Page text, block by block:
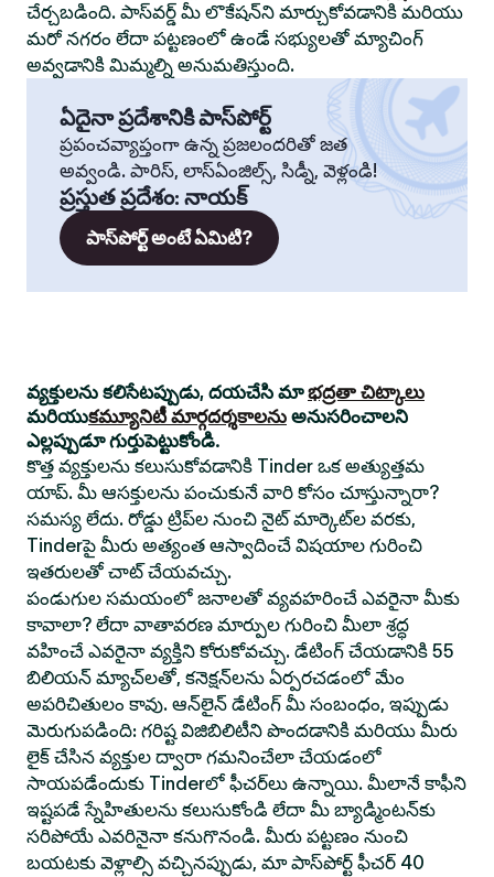
చేర్చబడింది. పాస్‌వర్డ్ మీ లొకేషన్‌ని మార్చుకోవడానికి మరియు
మరో నగరం లేదా పట్టణంలో ఉండే సభ్యులతో మ్యాచింగ్
అవ్వడానికి మిమ్మల్ని అనుమతిస్తుంది.
ఏదైనా ప్రదేశానికి పాస్‌పోర్ట్
ప్రపంచవ్యాప్తంగా ఉన్న ప్రజలందరితో జత
అవ్వండి. పారిస్, లాస్‌ఏంజిల్స్, సిడ్నీ, వెళ్లండి!
ప్రస్తుత ప్రదేశం: నాయక్
పాస్‌పోర్ట్ అంటే ఏమిటి?
వ్యక్తులను కలిసేటప్పుడు, దయచేసి మాభద్రతా చిట్కాలు
మరియుకమ్యూనిటీ మార్గదర్శకాలను అనుసరించాలని
ఎల్లప్పుడూ గుర్తుపెట్టుకోండి.
కొత్త వ్యక్తులను కలుసుకోవడానికి Tinder ఒక అత్యుత్తమ
యాప్. మీ ఆసక్తులను పంచుకునే వారి కోసం చూస్తున్నారా?
సమస్య లేదు. రోడ్డు ట్రిప్‌ల నుంచి నైట్ మార్కెట్‌ల వరకు,
Tinderపై మీరు అత్యంత ఆస్వాదించే విషయాల గురించి
ఇతరులతో చాట్ చేయవచ్చు.
పండుగుల సమయంలో జనాలతో వ్యవహరించే ఎవరైనా మీకు
కావాలా? లేదా వాతావరణ మార్పుల గురించి మీలా శ్రద్ధ
వహించే ఎవరైనా వ్యక్తిని కోరుకోవచ్చు. డేటింగ్ చేయడానికి 55
బిలియన్ మ్యాచ్‌లతో, కనెక్షన్‌లను ఏర్పరచడంలో మేం
అపరిచితులం కావు. ఆన్‌లైన్ డేటింగ్ మీ సంబంధం, ఇప్పుడు
మెరుగుపడింది: గరిష్ట విజిబిలిటీని పొందడానికి మరియు మీరు
లైక్ చేసిన వ్యక్తుల ద్వారా గమనించేలా చేయడంలో
సాయపడేందుకు Tinderలో ఫీచర్‌లు ఉన్నాయి. మీలానే కాఫీని
ఇష్టపడే స్నేహితులను కలుసుకోండి లేదా మీ బ్యాడ్మింటన్‌కు
సరిపోయే ఎవరినైనా కనుగొనండి. మీరు పట్టణం నుంచి
బయటకు వెళ్లాల్సి వచ్చినప్పుడు, మా పాస్‌పోర్ట్ ఫీచర్ 40